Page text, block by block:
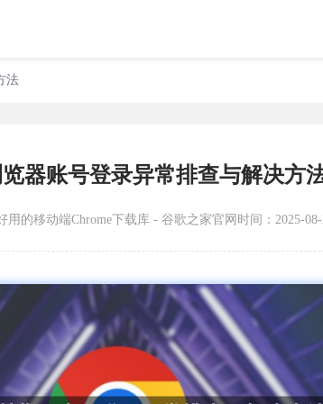
法
览器账号登录异常排查与解决方
用的移动端Chrome下载库 - 谷歌之家官网 时间：2025-